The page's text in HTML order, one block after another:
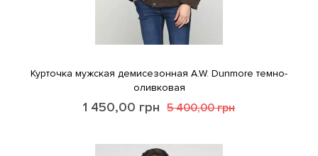
Курточка мужская демисезонная A.W. Dunmore темно-
оливковая
1 450,00 грн 5 400,00грн